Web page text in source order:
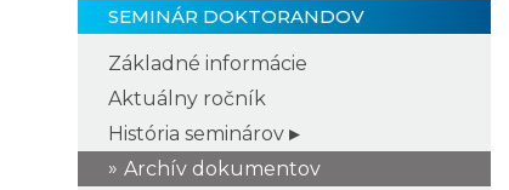
SEMINÁR DOKTORANDOV
Základné informácie
Aktuálny ročník
História seminárov
Archív dokumentov